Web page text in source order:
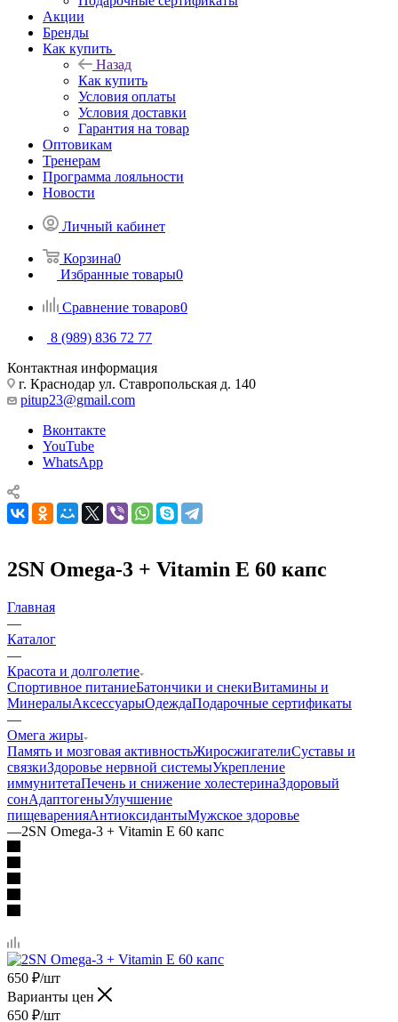
Акции
Бренды
Как купить
Назад
Как купить
Условия оплаты
Условия доставки
Гарантия на товар
Оптовикам
Тренерам
Программа лояльности
Новости
Личный кабинет
Корзина0
Избранные товары0
Сравнение товаров0
8 (989) 836 72 77
Контактная информация
г. Краснодар ул. Ставропольская д. 140
pitup23@gmail.com
Вконтакте
YouTube
WhatsApp
2SN Omega-3 + Vitamin E 60 капс
Главная
—
Каталог
—
Красота и долголетие
Спортивное питаниеБатончики и снекиВитамины и
МинералыАксессуарыОдеждаПодарочные сертификаты
—
Омега жиры
Память и мозговая активностьЖиросжигателиСуставы и
связкиЗдоровье нервной системыУкрепление
иммунитетаПечень и снижение холестеринаЗдоровый
сонАдаптогеныУлучшение
пищеваренияАнтиоксидантыМужское здоровье
—2SN Omega-3 + Vitamin E 60 капс
650 ₽/шт
Варианты цен
650 ₽/шт